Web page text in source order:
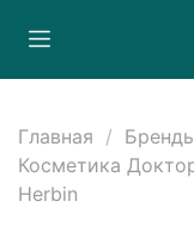
Главная
Косметика
Herbin